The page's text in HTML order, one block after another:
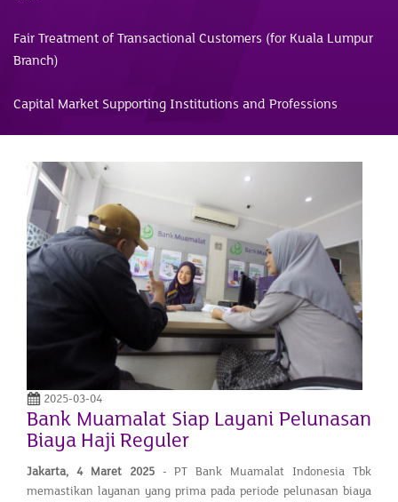
Fair Treatment of Transactional Customers (for Kuala Lumpur
Branch)
Capital Market Supporting Institutions and Professions
2025-03-04
Bank Muamalat Siap Layani Pelunasan
Biaya Haji Reguler
Jakarta, 4 Maret 2025- PT Bank Muamalat Indonesia Tbk
memastikan layanan yang prima pada periode pelunasan biaya